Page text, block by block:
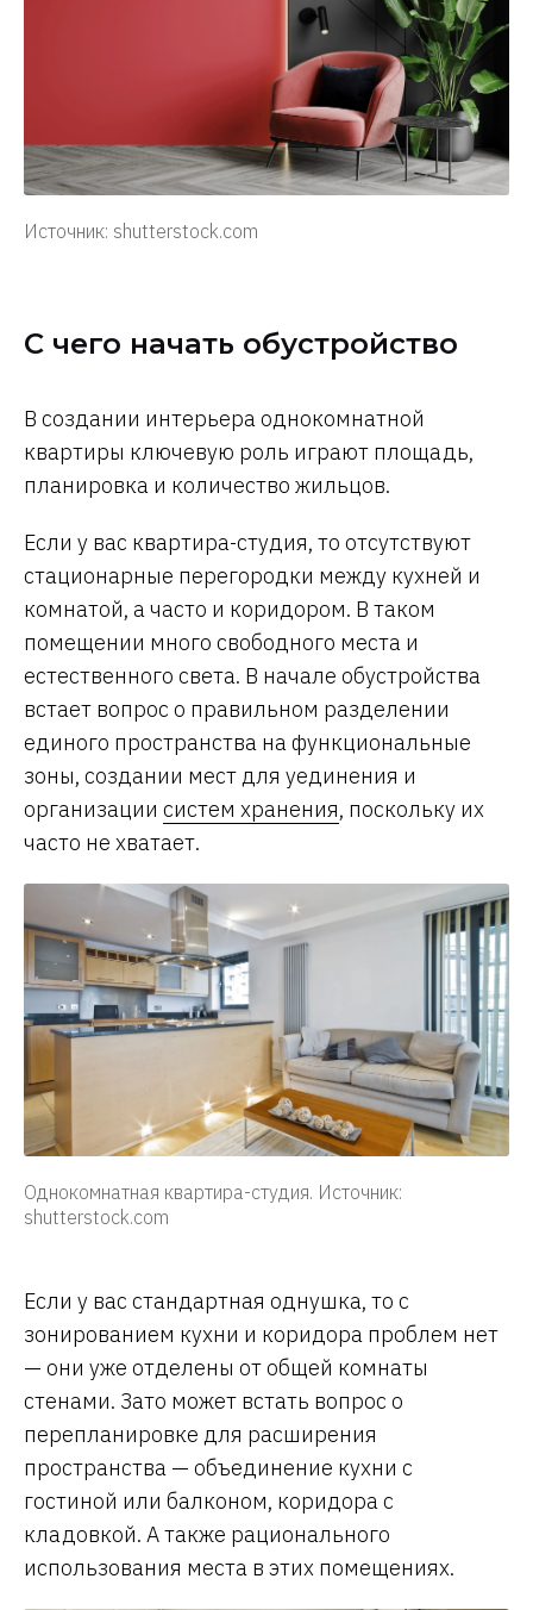
Источник: shutterstock.com
С чего начать обустройство
В создании интерьера однокомнатной
квартиры ключевую роль играют площадь,
планировка и количество жильцов.
Если у вас квартира-студия, то отсутствуют
стационарные перегородки между кухней и
комнатой, а часто и коридором. В таком
помещении много свободного места и
естественного света. В начале обустройства
встает вопрос о правильном разделении
единого пространства на функциональные
зоны, создании мест для уединения и
организации систем хранения, поскольку их
часто не хватает.
Однокомнатная квартира-студия. Источник:
shutterstock.com
Если у вас стандартная однушка, то с
зонированием кухни и коридора проблем нет
— они уже отделены от общей комнаты
стенами. Зато может встать вопрос о
перепланировке для расширения
пространства — объединение кухни с
гостиной или балконом, коридора с
кладовкой. А также рационального
использования места в этих помещениях.